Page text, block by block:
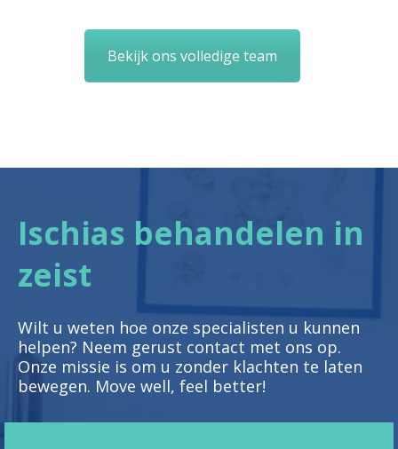
Bekijk ons volledige team
Ischias behandelen in
zeist
Wilt u weten hoe onze specialisten u kunnen
helpen? Neem gerust contact met ons op.
Onze missie is om u zonder klachten te laten
bewegen. Move well, feel better!